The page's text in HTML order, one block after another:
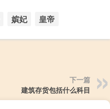
嫔妃 皇帝
下一篇
建筑存货包括什么科目